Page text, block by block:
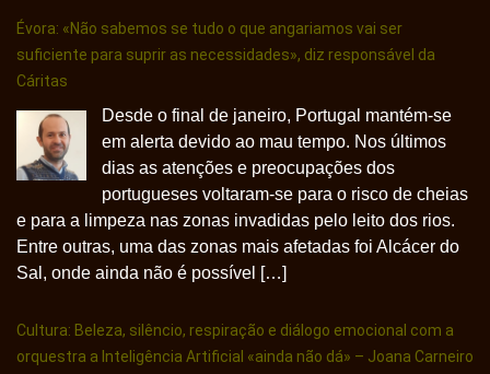
Évora: «Não sabemos se tudo o que angariamos vai ser
suficiente para suprir as necessidades», diz responsável da
Cáritas
Desde o final de janeiro, Portugal mantém-se
em alerta devido ao mau tempo. Nos últimos
dias as atenções e preocupações dos
portugueses voltaram-se para o risco de cheias
e para a limpeza nas zonas invadidas pelo leito dos rios.
Entre outras, uma das zonas mais afetadas foi Alcácer do
Sal, onde ainda não é possível […]
Cultura: Beleza, silêncio, respiração e diálogo emocional com a
orquestra a Inteligência Artificial «ainda não dá» – Joana Carneiro